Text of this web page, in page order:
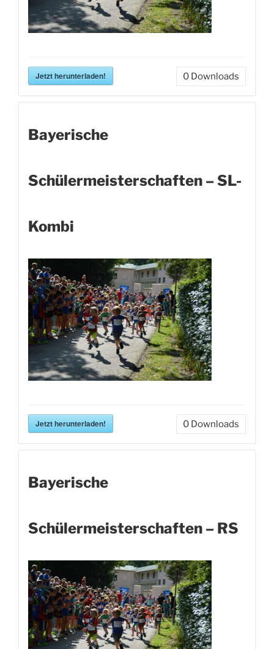
Jetzt herunterladen! 0 Downloads
Bayerische
Schülermeisterschaften – SL-
Kombi
Jetzt herunterladen! 0 Downloads
Bayerische
Schülermeisterschaften – RS